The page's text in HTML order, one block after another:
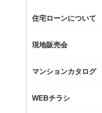
住宅ローンについて
現地販売会
マンションカタログ
WEBチラシ